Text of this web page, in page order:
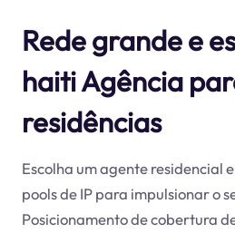
Rede grande e
haiti Agência
residências
Escolha um agente residencial
pools de IP para impulsionar o
Posicionamento de cobertura